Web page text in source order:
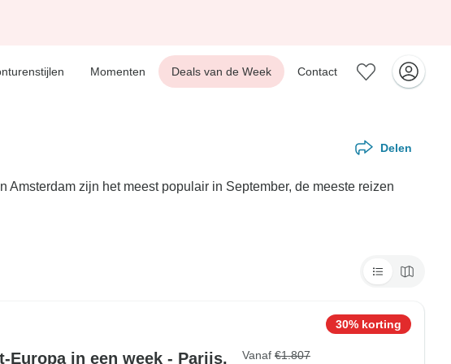
Momenten Deals van de Week Contact
Delen
zijn het meest populair in September, de meeste reizen
Europa in een week - Parijs,
30% korting
Vanaf €1.807